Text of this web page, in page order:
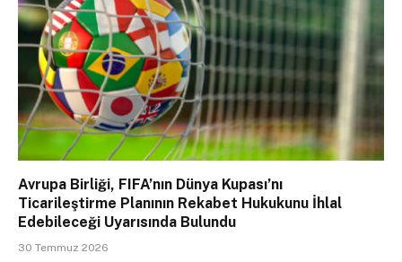
Avrupa Birliği, FIFA’nın Dünya Kupası’nı
Ticarileştirme Planının Rekabet Hukukunu İhlal
Edebileceği Uyarısında Bulundu
30 Temmuz 2026